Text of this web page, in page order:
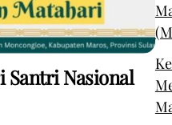
Santri Nasional